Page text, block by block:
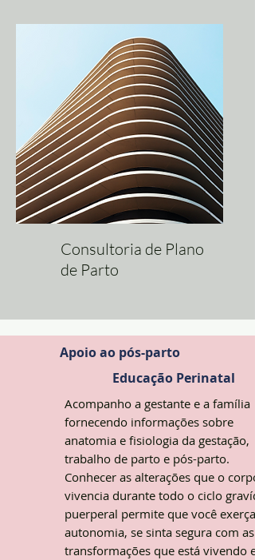
Consultoria de Plano
de Parto
Apoio ao pós-parto
Educação Perinatal
Acompanho a gestante e a família
fornecendo informações sobre
anatomia e fisiologia da gestação,
trabalho de parto e pós-parto.
Conhecer as alterações que o corpo
vivencia durante todo o ciclo
puerperal permite que você exerça
autonomia, se sinta segura com as
transformações que está vivendo e